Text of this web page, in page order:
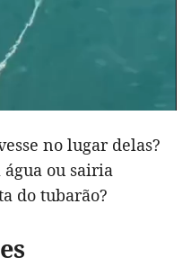
no lugar delas?
ou sairia
do tubarão?